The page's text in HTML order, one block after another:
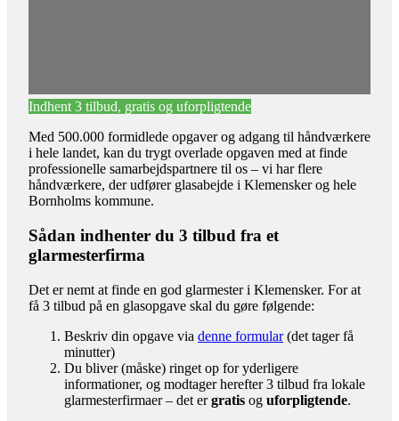
Indhent 3 tilbud, gratis og uforpligtende
Med 500.000 formidlede opgaver og adgang til håndværkere
i hele landet, kan du trygt overlade opgaven med at finde
professionelle samarbejdspartnere til os – vi har flere
håndværkere, der udfører glasabejde i Klemensker og hele
Bornholms kommune.
Sådan indhenter du 3 tilbud fra et
glarmesterfirma
Det er nemt at finde en god glarmester i Klemensker. For at
få 3 tilbud på en glasopgave skal du gøre følgende:
Beskriv din opgave via denne formular(det tager få
minutter)
Du bliver (måske) ringet op for yderligere
informationer, og modtager herefter 3 tilbud fra lokale
glarmesterfirmaer – det ergratis og uforpligtende.